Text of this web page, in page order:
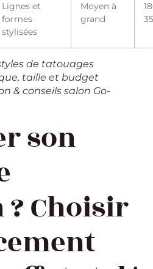
Lignes et
formes
stylisées
Moyen à
grand
de tatouages
taille et budget
& conseils salon Go-
son
Choisir